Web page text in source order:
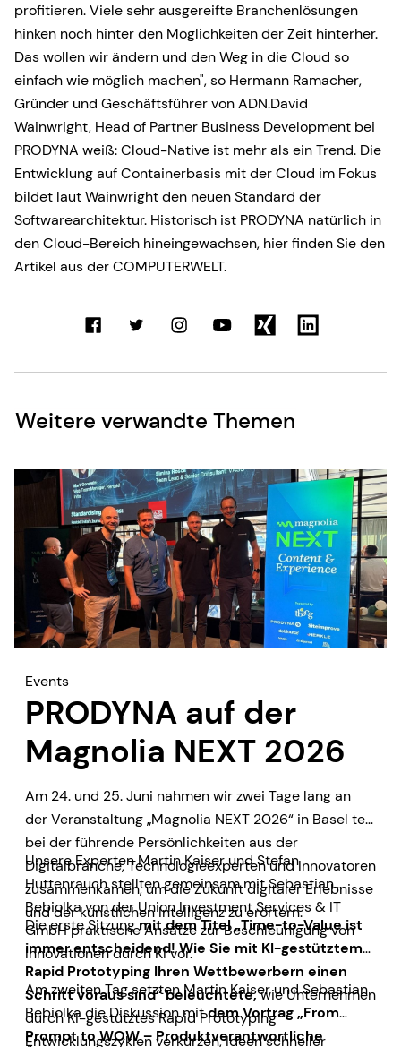
profitieren. Viele sehr ausgereifte Branchenlösungen
hinken noch hinter den Möglichkeiten der Zeit hinterher.
Das wollen wir ändern und den Weg in die Cloud so
einfach wie möglich machen", so Hermann Ramacher,
Gründer und Geschäftsführer von ADN.David
Wainwright, Head of Partner Business Development bei
PRODYNA weiß: Cloud-Native ist mehr als ein Trend. Die
Entwicklung auf Containerbasis mit der Cloud im Fokus
bildet laut Wainwright den neuen Standard der
Softwarearchitektur. Historisch ist PRODYNA natürlich in
den Cloud-Bereich hineingewachsen, hier finden Sie den
Artikel aus der COMPUTERWELT.
Weitere verwandte Themen
Events
PRODYNA auf der
Magnolia NEXT 2026
Am 24. und 25. Juni nahmen wir zwei Tage lang an
der Veranstaltung „Magnolia NEXT 2026“ in Basel teil,
bei der führende Persönlichkeiten aus der
Digitalbranche, Technologieexperten und Innovatoren
zusammenkamen, um die Zukunft digitaler Erlebnisse
und der künstlichen Intelligenz zu erörtern.
Unsere Experten Martin Kaiser und Stefan
Hüttenrauch stellten gemeinsam mit Sebastian
Bebiolka von der Union Investment Services & IT
GmbH praktische Ansätze zur Beschleunigung von
Innovationen durch KI vor.
Die erste Sitzungmit dem Titel „Time-to-Value ist
immer entscheidend! Wie Sie mit KI-gestütztem
Rapid Prototyping Ihren Wettbewerbern einen
Schritt voraus sind“ beleuchtete,wie Unternehmen
durch KI-gestütztes Rapid Prototyping
Entwicklungszyklen verkürzen, Ideen schneller
Am zweiten Tag setzten Martin Kaiser und Sebastian
Bebiolka die Diskussion mitdem Vortrag „From
Prompt to WOW – Produktverantwortliche